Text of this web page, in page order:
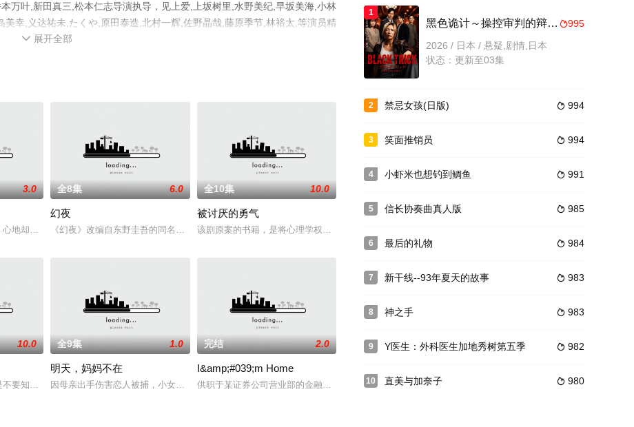
万叶,新田真三,松本仁志导演执导，见上爱,上坂树里,水野美纪,早坂美海,小林
幸,义达祐未,たくや,原田泰造,北村一辉,佐野晶哉,藤原季节,林裕太,等演员精
剧全集就上星辰电影网，更多相关信息可移步至豆瓣电视剧、电视猫或剧情网
 展开全部
的男主人良多（阿部宽饰）是一名好好先生，虽身处管理层，却不被下属敬重
3.0
地却非常善良的片切友一（吉沢亮饰）、拥有超高智商，成绩在班级中名列前茅的美笠天智（山田裕贵饰）、内心
全8集 6.0
幻夜
《幻夜》改编自东野圭吾的同名长篇小说，被视为《白夜行》姐妹篇。一九九五年一月十七日清晨，阪神发生大地震。为了摆脱父亲生前的欠
全10集 10.0
被讨厌的勇气
该剧原案的书籍，是将心理学权威——阿尔弗雷德·阿德勒的“如果拥有不怕被他人所讨厌的勇气的话，就能够从
影导演长谷部香（北川景子饰）向新人编剧甲斐真寻（吉冈里帆饰）进行
10.0
要知道的好，不然就会后悔。这些恐怖故事，晚上的百货公司、手机邮件、同学会等，就好像是&quo
全9集 1.0
明天，妈妈不在
因母亲出手伤害恋人被捕，小女孩真希（铃木梨央饰）被送入名为小野鸭之家的儿童养护机构。这里住着绰号邮箱（芦田爱菜饰）、钢美（桜
完结 2.0
I&amp;#039;m Home
供职于某证券公司营业部的金融精英家路久（木村拓哉饰），三个月前在回家路上遭遇一场意外事故，虽然侥
1
995
黑色诡计～操控审判的辩护人
2026 / 日本 / 悬疑,剧情,日本
状态：更新至03集
2  994
禁忌女孩(日版)
3  994
笑面推销员
4  991
小虾米也想钓到鲷鱼
5  985
信长协奏曲真人版
6  984
最后的礼物
7  983
新干线--93年夏天的故事
8  983
神之手
9  982
Y医生：外科医生加地秀树第五季
10  980
直美与加奈子